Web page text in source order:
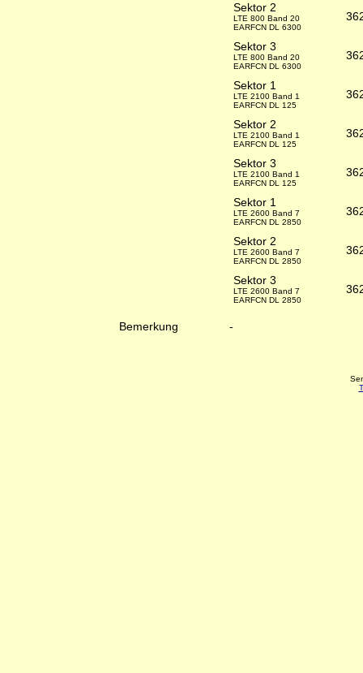
Sektor 2
LTE 800 Band 20
EARFCN DL 6300
Sektor 3
LTE 800 Band 20
EARFCN DL 6300
Sektor 1
LTE 2100 Band 1
EARFCN DL 125
Sektor 2
LTE 2100 Band 1
EARFCN DL 125
Sektor 3
LTE 2100 Band 1
EARFCN DL 125
Sektor 1
LTE 2600 Band 7
EARFCN DL 2850
Sektor 2
LTE 2600 Band 7
EARFCN DL 2850
Sektor 3
LTE 2600 Band 7
EARFCN DL 2850
Bemerkung -